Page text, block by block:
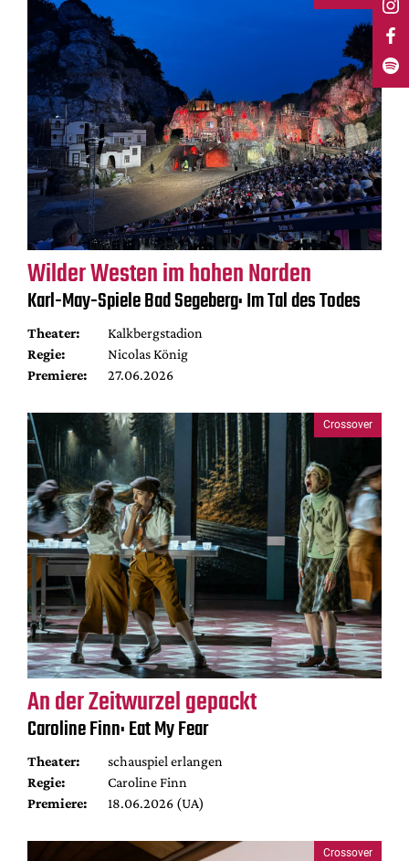
Wilder Westen im hohen Norden
Karl-May-Spiele Bad Segeberg: Im Tal des Todes
Theater:
Kalkbergstadion
Regie:
Nicolas König
Premiere:
27.06.2026
Crossover
An der Zeitwurzel gepackt
Caroline Finn: Eat My Fear
Theater:
schauspiel erlangen
Regie:
Caroline Finn
Premiere:
18.06.2026 (UA)
Crossover